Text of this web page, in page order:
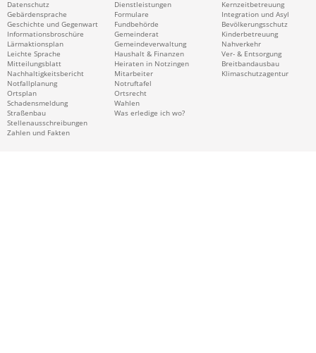
Datenschutz
Gebärdensprache
Geschichte und Gegenwart
Informationsbroschüre
Lärmaktionsplan
Leichte Sprache
Mitteilungsblatt
Nachhaltigkeitsbericht
Notfallplanung
Ortsplan
Schadensmeldung
Straßenbau
Stellenausschreibungen
Zahlen und Fakten
Dienstleistungen
Formulare
Fundbehörde
Gemeinderat
Gemeindeverwaltung
Haushalt & Finanzen
Heiraten in Notzingen
Mitarbeiter
Notruftafel
Ortsrecht
Wahlen
Was erledige ich wo?
Kernzeitbetreuung
Integration und Asyl
Bevölkerungsschutz
Kinderbetreuung
Nahverkehr
Ver- & Entsorgung
Breitbandausbau
Klimaschutzagentur